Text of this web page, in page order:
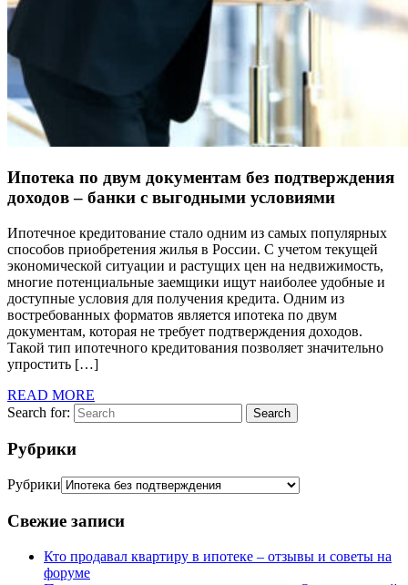
Ипотека по двум документам без подтверждения
доходов – банки с выгодными условиями
Ипотечное кредитование стало одним из самых популярных
способов приобретения жилья в России. С учетом текущей
экономической ситуации и растущих цен на недвижимость,
многие потенциальные заемщики ищут наиболее удобные и
доступные условия для получения кредита. Одним из
востребованных форматов является ипотека по двум
документам, которая не требует подтверждения доходов.
Такой тип ипотечного кредитования позволяет значительно
упростить […]
READ MORE
Search for:
Search
Рубрики
Рубрики
Свежие записи
Кто продавал квартиру в ипотеке – отзывы и советы на
форуме